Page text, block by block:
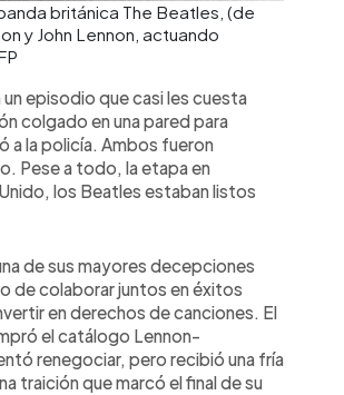
británica The Beatles, (de
y John Lennon, actuando
episodio que casi les cuesta
colgado en una pared para
a la policía. Ambos fueron
Pese a todo, la etapa en
los Beatles estaban listos
de sus mayores decepciones
de colaborar juntos en éxitos
en derechos de canciones. El
el catálogo Lennon-
renegociar, pero recibió una fría
traición que marcó el final de su